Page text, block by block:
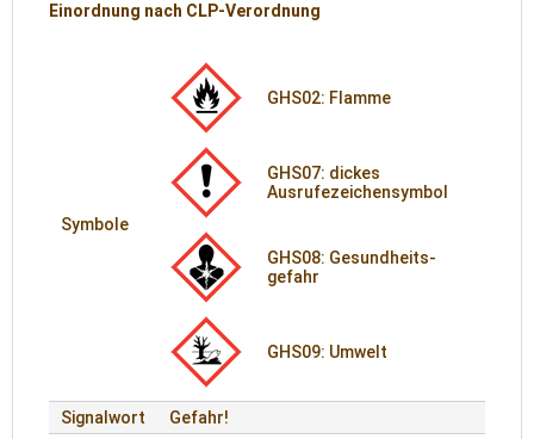
Einordnung nach CLP-Verordnung
Symbole
GHS02: Flamme
GHS07: dickes
Ausrufezeichensymbol
GHS08: Gesund­heits­
gefahr
GHS09: Umwelt
Signalwort Gefahr!